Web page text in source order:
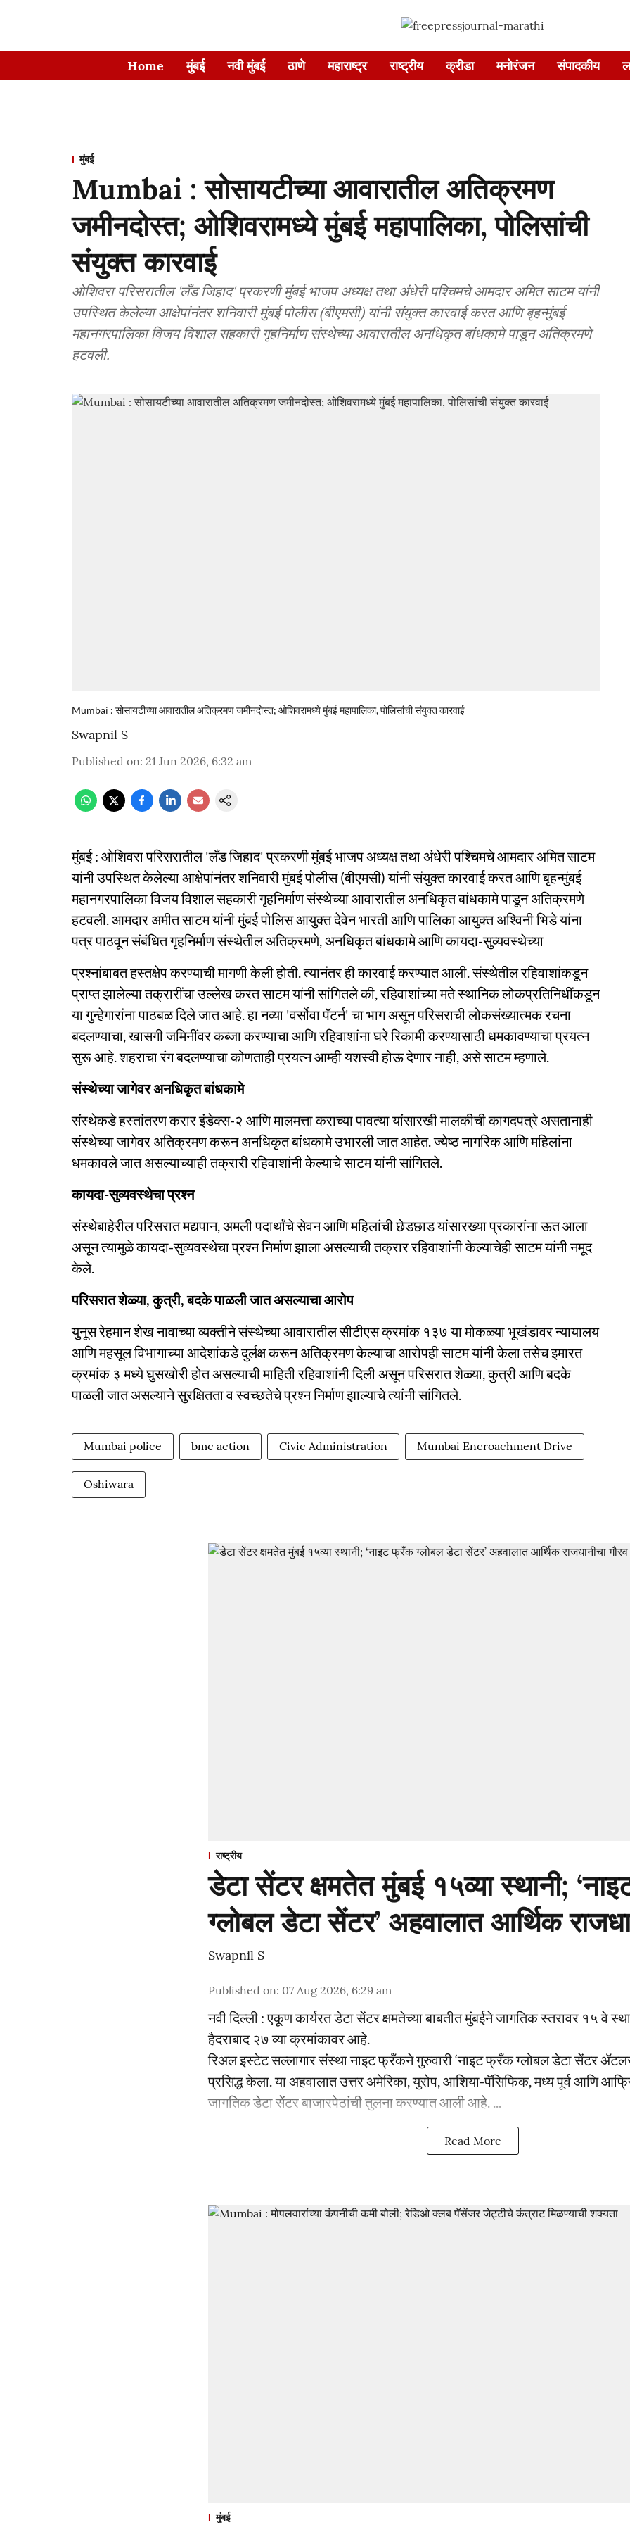
Home मुंबई नवी मुंबई ठाणे महाराष्ट्र राष्ट्रीय क्रीडा मनोरंजन संपादकीय
मुंबई
Mumbai : सोसायटीच्या आवारातील अतिक्रमण
जमीनदोस्त; ओशिवरामध्ये मुंबई महापालिका, पोलिसांची
संयुक्त कारवाई
ओशिवरा परिसरातील 'लँड जिहाद' प्रकरणी मुंबई भाजप अध्यक्ष तथा अंधेरी पश्चिमचे आमदार अमित साटम यांनी
उपस्थित केलेल्या आक्षेपांनंतर शनिवारी मुंबई पोलीस (बीएमसी) यांनी संयुक्त कारवाई करत आणि बृहन्मुंबई
महानगरपालिका विजय विशाल सहकारी गृहनिर्माण संस्थेच्या आवारातील अनधिकृत बांधकामे पाडून अतिक्रमणे
हटवली.
Mumbai : सोसायटीच्या आवारातील अतिक्रमण जमीनदोस्त; ओशिवरामध्ये मुंबई महापालिका, पोलिसांची संयुक्त कारवाई
Swapnil S
Published on: 21 Jun 2026, 6:32 am
मुंबई : ओशिवरा परिसरातील 'लँड जिहाद' प्रकरणी मुंबई भाजप अध्यक्ष तथा अंधेरी पश्चिमचे आमदार अमित साटम
यांनी उपस्थित केलेल्या आक्षेपांनंतर शनिवारी मुंबई पोलीस (बीएमसी) यांनी संयुक्त कारवाई करत आणि बृहन्मुंबई
महानगरपालिका विजय विशाल सहकारी गृहनिर्माण संस्थेच्या आवारातील अनधिकृत बांधकामे पाडून अतिक्रमणे
हटवली. आमदार अमीत साटम यांनी मुंबई पोलिस आयुक्त देवेन भारती आणि पालिका आयुक्त अश्विनी भिडे यांना
पत्र पाठवून संबंधित गृहनिर्माण संस्थेतील अतिक्रमणे, अनधिकृत बांधकामे आणि कायदा-सुव्यवस्थेच्या
प्रश्नांबाबत हस्तक्षेप करण्याची मागणी केली होती. त्यानंतर ही कारवाई करण्यात आली. संस्थेतील रहिवाशांकडून
प्राप्त झालेल्या तक्रारींचा उल्लेख करत साटम यांनी सांगितले की, रहिवाशांच्या मते स्थानिक लोकप्रतिनिधींकडून
या गुन्हेगारांना पाठबळ दिले जात आहे. हा नव्या 'वर्सोवा पॅटर्न' चा भाग असून परिसराची लोकसंख्यात्मक रचना
बदलण्याचा, खासगी जमिनींवर कब्जा करण्याचा आणि रहिवाशांना घरे रिकामी करण्यासाठी धमकावण्याचा प्रयत्न
सुरू आहे. शहराचा रंग बदलण्याचा कोणताही प्रयत्न आम्ही यशस्वी होऊ देणार नाही, असे साटम म्हणाले.
संस्थेच्या जागेवर अनधिकृत बांधकामे
संस्थेकडे हस्तांतरण करार इंडेक्स-२ आणि मालमत्ता कराच्या पावत्या यांसारखी मालकीची कागदपत्रे असतानाही
संस्थेच्या जागेवर अतिक्रमण करून अनधिकृत बांधकामे उभारली जात आहेत. ज्येष्ठ नागरिक आणि महिलांना
धमकावले जात असल्याच्याही तक्रारी रहिवाशांनी केल्याचे साटम यांनी सांगितले.
कायदा-सुव्यवस्थेचा प्रश्न
संस्थेबाहेरील परिसरात मद्यपान, अमली पदार्थांचे सेवन आणि महिलांची छेडछाड यांसारख्या प्रकारांना ऊत आला
असून त्यामुळे कायदा-सुव्यवस्थेचा प्रश्न निर्माण झाला असल्याची तक्रार रहिवाशांनी केल्याचेही साटम यांनी नमूद
केले.
परिसरात शेळ्या, कुत्री, बदके पाळली जात असल्याचा आरोप
युनूस रेहमान शेख नावाच्या व्यक्तीने संस्थेच्या आवारातील सीटीएस क्रमांक १३७ या मोकळ्या भूखंडावर न्यायालय
आणि महसूल विभागाच्या आदेशांकडे दुर्लक्ष करून अतिक्रमण केल्याचा आरोपही साटम यांनी केला तसेच इमारत
क्रमांक ३ मध्ये घुसखोरी होत असल्याची माहिती रहिवाशांनी दिली असून परिसरात शेळ्या, कुत्री आणि बदके
पाळली जात असल्याने सुरक्षितता व स्वच्छतेचे प्रश्न निर्माण झाल्याचे त्यांनी सांगितले.
Mumbai police bmc action Civic Administration Mumbai Encroachment Drive
Oshiwara
राष्ट्रीय
डेटा सेंटर क्षमतेत मुंबई १५व्या स्थानी;
ग्लोबल डेटा सेंटर’ अहवालात आर्थिक
Swapnil S
Published on: 07 Aug 2026, 6:29 am
नवी दिल्ली : एकूण कार्यरत डेटा सेंटर क्षमतेच्या बाबतीत मुंबईने जागतिक स्तरावर १५ वे
हैदराबाद २७ व्या क्रमांकावर आहे.
रिअल इस्टेट सल्लागार संस्था नाइट फ्रँकने गुरुवारी ‘नाइट फ्रँक ग्लोबल डेटा सेंटर
प्रसिद्ध केला. या अहवालात उत्तर अमेरिका, युरोप, आशिया-पॅसिफिक, मध्य पूर्व आणि
जागतिक डेटा सेंटर बाजारपेठांची तुलना करण्यात आली आहे. ...
Read More
मुंबई